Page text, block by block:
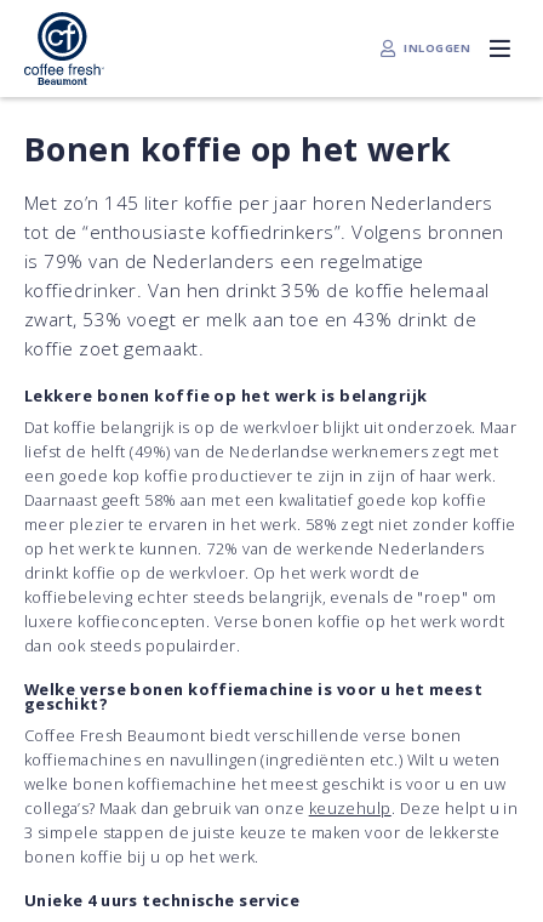
INLOGGEN
Bonen koffie op het werk
Met zo’n 145 liter koffie per jaar horen Nederlanders
tot de “enthousiaste koffiedrinkers”. Volgens bronnen
is 79% van de Nederlanders een regelmatige
koffiedrinker. Van hen drinkt 35% de koffie helemaal
zwart, 53% voegt er melk aan toe en 43% drinkt de
koffie zoet gemaakt.
Lekkere bonen koffie op het werk is belangrijk
Dat koffie belangrijk is op de werkvloer blijkt uit onderzoek. Maar
liefst de helft (49%) van de Nederlandse werknemers zegt met
een goede kop koffie productiever te zijn in zijn of haar werk.
Daarnaast geeft 58% aan met een kwalitatief goede kop koffie
meer plezier te ervaren in het werk. 58% zegt niet zonder koffie
op het werk te kunnen. 72% van de werkende Nederlanders
drinkt koffie op de werkvloer. Op het werk wordt de
koffiebeleving echter steeds belangrijk, evenals de "roep" om
luxere koffieconcepten. Verse bonen koffie op het werk wordt
dan ook steeds populairder.
Welke verse bonen koffiemachine is voor u het meest
geschikt?
Coffee Fresh Beaumont biedt verschillende verse bonen
koffiemachines en navullingen (ingrediënten etc.) Wilt u weten
welke bonen koffiemachine het meest geschikt is voor u en uw
collega’s? Maak dan gebruik van onze keuzehulp. Deze helpt u in
3 simpele stappen de juiste keuze te maken voor de lekkerste
bonen koffie bij u op het werk.
Unieke 4 uurs technische service